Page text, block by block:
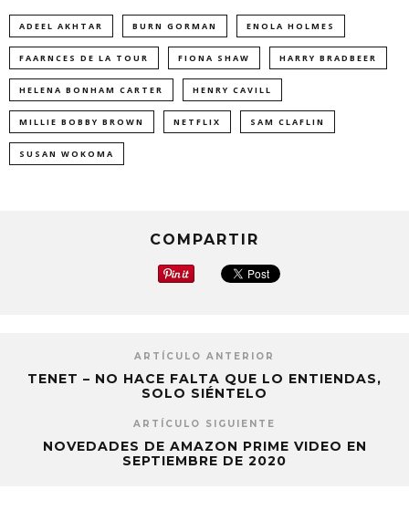
ADEEL AKHTAR BURN GORMAN ENOLA HOLMES
FAARNCES DE LA TOUR FIONA SHAW HARRY BRADBEER
HELENA BONHAM CARTER HENRY CAVILL
MILLIE BOBBY BROWN NETFLIX SAM CLAFLIN
SUSAN WOKOMA
COMPARTIR
ARTÍCULO ANTERIOR
TENET – NO HACE FALTA QUE LO ENTIENDAS,
SOLO SIÉNTELO
ARTÍCULO SIGUIENTE
NOVEDADES DE AMAZON PRIME VIDEO EN
SEPTIEMBRE DE 2020